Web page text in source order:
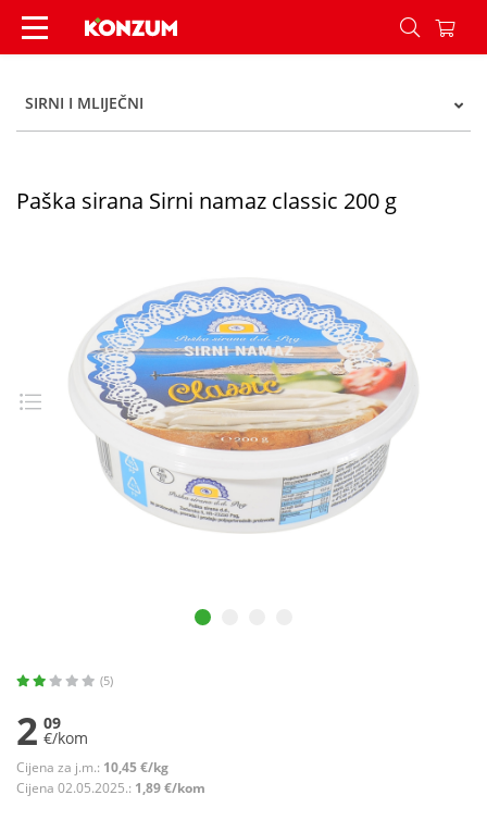
Paška sirana Sirni namaz classic 200 g - Konzum
SIRNI I MLIJEČNI
Paška sirana Sirni namaz classic 200 g
(5)
2 09
€/kom
Cijena za j.m.: 10,45 €/kg
Cijena 02.05.2025.: 1,89 €/kom